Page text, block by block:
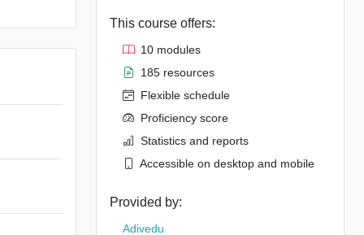
This course offers:
10 modules
185 resources
Flexible schedule
Proficiency score
Statistics and reports
Accessible on desktop and mobile
Provided by:
Adivedu